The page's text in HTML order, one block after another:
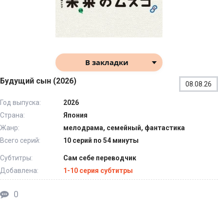
В закладки
Будущий сын (2026) 08.08.26
Год выпуска:
2026
Страна:
Япония
Жанр:
мелодрама, семейный, фантастика
Всего серий:
10 серий по 54 минуты
Субтитры:
Сам себе переводчик
Добавлена:
1-10 серия субтитры
0